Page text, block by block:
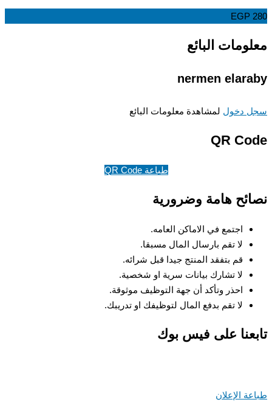
EGP 280
معلومات البائع
nermen elaraby
سجل دخول لمشاهدة معلومات البائع
QR Code
طباعة QR Code
نصائح هامة وضرورية
اجتمع في الاماكن العامه.
لا تقم بارسال المال مسبقا.
قم بتفقد المنتج جيدا قبل شرائه.
لا تشارك بيانات سرية او شخصية.
احذر وتأكد أن جهة التوظيف موثوقة.
لا تقم بدفع المال لتوظيفك او تدريبك.
تابعنا على فيس بوك
طباعة الإعلان